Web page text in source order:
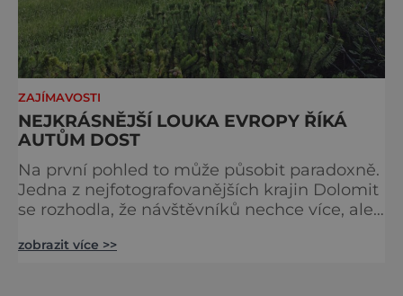
ZAJÍMAVOSTI
NEJKRÁSNĚJŠÍ LOUKA EVROPY ŘÍKÁ
AUTŮM DOST
Na první pohled to může působit paradoxně.
Jedna z nejfotografovanějších krajin Dolomit
se rozhodla, že návštěvníků nechce více, ale
louka v Evropě, zavádí od léta 2026 nová
zobrazit více >>